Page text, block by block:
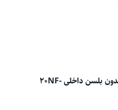
واشر تخت برنجی بوشینگ بدون بلسن داخلی 20NF-